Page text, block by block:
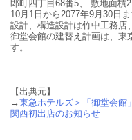
郎町四丁目68番5、 敷地面積
10月1日から2077年9月30日
設計、構造設計は竹中工務店
御堂会館の建替え計画は、東
す。
【出典元】
→東急ホテルズ＞「御堂会館
関西初出店のお知らせ